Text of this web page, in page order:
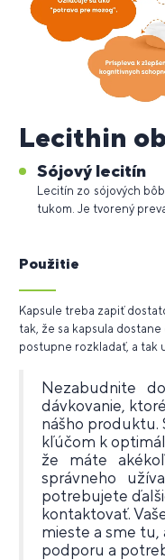
Lecithin
Sójový lecitín
Lecitín zo sójových
tukom. Je tvorený
Použitie
Kapsule treba zapiť
tak, že sa kapsula
postupne rozkladať, a tak
Nezabudnite
dávkovanie,
nášho produktu.
kľúčom k
že máte
správneho
potrebujete
kontaktovať.
mieste a sme
podporu a